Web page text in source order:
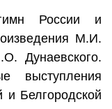
России и
М.И.
Дунаевского.
выступления
и Белгородской